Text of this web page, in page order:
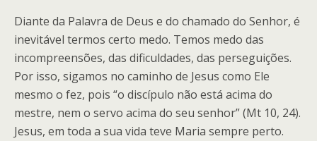
Diante da Palavra de Deus e do chamado do Senhor, é
inevitável termos certo medo. Temos medo das
incompreensões, das dificuldades, das perseguições.
Por isso, sigamos no caminho de Jesus como Ele
mesmo o fez, pois “o discípulo não está acima do
mestre, nem o servo acima do seu senhor” (Mt 10, 24).
Jesus, em toda a sua vida teve Maria sempre perto.